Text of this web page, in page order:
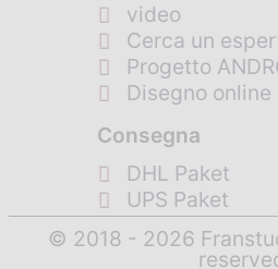
video
Cerca un
Progetto
Disegno online
Consegna
DHL Paket
UPS Paket
© 2018 - 2026